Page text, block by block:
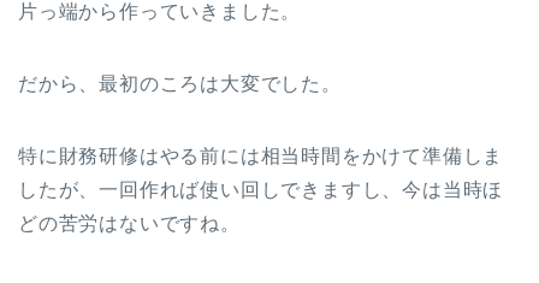
片っ端から作っていきました。
だから、最初のころは大変でした。
特に財務研修はやる前には相当時間をかけて準備しま
したが、一回作れば使い回しできますし、今は当時ほ
どの苦労はないですね。